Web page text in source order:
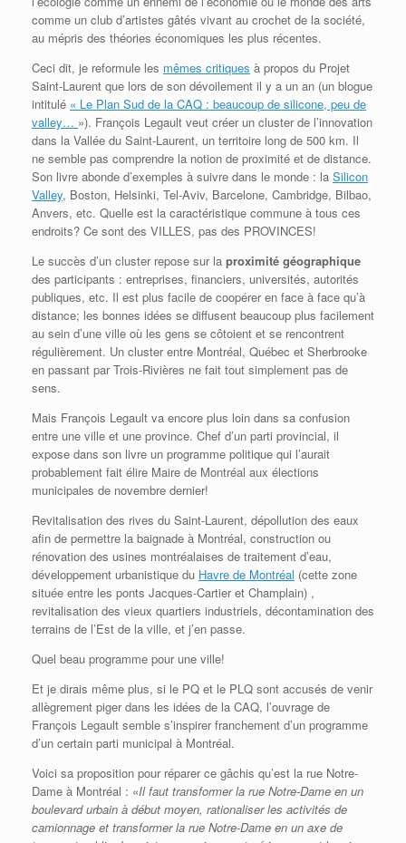
comme un club d’artistes gâtés vivant au crochet de la société,
au mépris des théories économiques les plus récentes.
Ceci dit, je reformule les mêmes critiques à propos du Projet
Saint-Laurent que lors de son dévoilement il y a un an (un blogue
intitulé « Le Plan Sud de la CAQ : beaucoup de silicone, peu de
valley… »). François Legault veut créer un cluster de l’innovation
dans la Vallée du Saint-Laurent, un territoire long de 500 km. Il
ne semble pas comprendre la notion de proximité et de distance.
Son livre abonde d’exemples à suivre dans le monde : la Silicon
Valley, Boston, Helsinki, Tel-Aviv, Barcelone, Cambridge, Bilbao,
Anvers, etc. Quelle est la caractéristique commune à tous ces
endroits? Ce sont des VILLES, pas des PROVINCES!
Le succès d’un cluster repose sur la proximité géographique
des participants : entreprises, financiers, universités, autorités
publiques, etc. Il est plus facile de coopérer en face à face qu’à
distance; les bonnes idées se diffusent beaucoup plus facilement
au sein d’une ville où les gens se côtoient et se rencontrent
régulièrement. Un cluster entre Montréal, Québec et Sherbrooke
en passant par Trois-Rivières ne fait tout simplement pas de
sens.
Mais François Legault va encore plus loin dans sa confusion
entre une ville et une province. Chef d’un parti provincial, il
expose dans son livre un programme politique qui l’aurait
probablement fait élire Maire de Montréal aux élections
municipales de novembre dernier!
Revitalisation des rives du Saint-Laurent, dépollution des eaux
afin de permettre la baignade à Montréal, construction ou
rénovation des usines montréalaises de traitement d’eau,
développement urbanistique du Havre de Montréal (cette zone
située entre les ponts Jacques-Cartier et Champlain) ,
revitalisation des vieux quartiers industriels, décontamination des
terrains de l’Est de la ville, et j’en passe.
Quel beau programme pour une ville!
Et je dirais même plus, si le PQ et le PLQ sont accusés de venir
allègrement piger dans les idées de la CAQ, l’ouvrage de
François Legault semble s’inspirer franchement d’un programme
d’un certain parti municipal à Montréal.
Voici sa proposition pour réparer ce gâchis qu’est la rue Notre-
Dame à Montréal : «Il faut transformer la rue Notre-Dame en un
boulevard urbain à début moyen, rationaliser les activités de
camionnage et transformer la rue Notre-Dame en un axe de